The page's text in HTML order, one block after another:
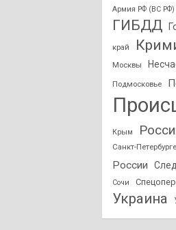
Армия РФ (ВС РФ)
ГИБДД
край
Москвы
Подмосковье
Крым
Санкт-Петербурге
России
Сочи
Украина